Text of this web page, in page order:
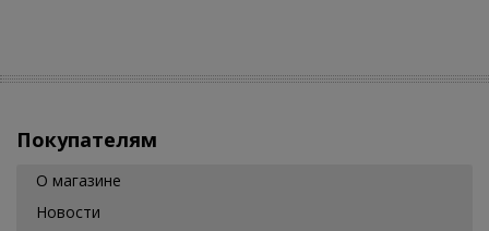
Покупателям
О магазине
Новости